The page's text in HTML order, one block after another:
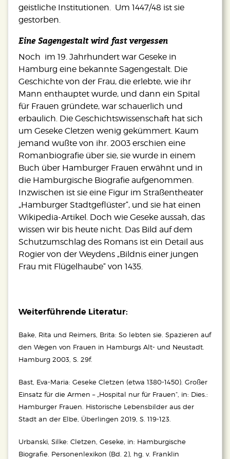
geistliche Institutionen. Um 1447/48 ist sie
gestorben.
Eine Sagengestalt wird fast vergessen
Noch im 19. Jahrhundert war Geseke in
Hamburg eine bekannte Sagengestalt. Die
Geschichte von der Frau, die erlebte, wie ihr
Mann enthauptet wurde, und dann ein Spital
für Frauen gründete, war schauerlich und
erbaulich. Die Geschichtswissenschaft hat sich
um Geseke Cletzen wenig gekümmert. Kaum
jemand wußte von ihr. 2003 erschien eine
Romanbiografie über sie, sie wurde in einem
Buch über Hamburger Frauen erwähnt und in
die Hamburgische Biografie aufgenommen.
Inzwischen ist sie eine Figur im Straßentheater
„Hamburger Stadtgeflüster“, und sie hat einen
Wikipedia-Artikel. Doch wie Geseke aussah, das
wissen wir bis heute nicht. Das Bild auf dem
Schutzumschlag des Romans ist ein Detail aus
Rogier von der Weydens „Bildnis einer jungen
Frau mit Flügelhaube“ von 1435.
Weiterführende Literatur:
Bake, Rita und Reimers, Brita: So lebten sie. Spazieren auf
den Wegen von Frauen in Hamburgs Alt- und Neustadt.
Hamburg 2003, S. 29f.
Bast, Eva-Maria: Geseke Cletzen (etwa 1380-1450). Großer
Einsatz für die Armen – „Hospital nur für Frauen“, in: Dies.:
Hamburger Frauen. Historische Lebensbilder aus der
Stadt an der Elbe, Überlingen 2019, S. 119-123.
Urbanski, Silke: Cletzen, Geseke, in: Hamburgische
Biografie. Personenlexikon (Bd. 2), hg. v. Franklin